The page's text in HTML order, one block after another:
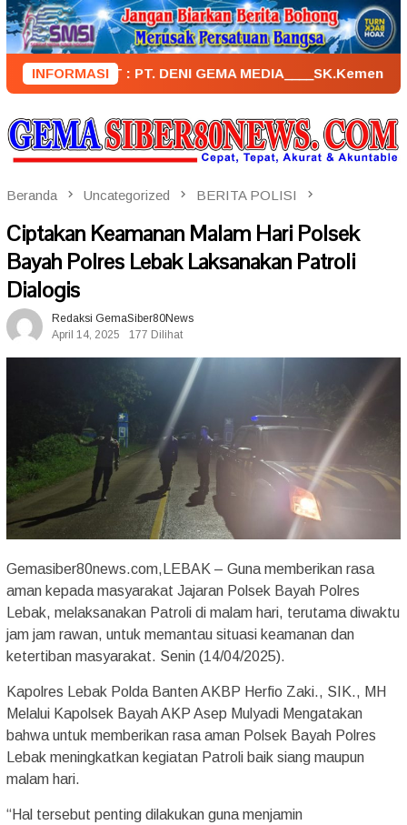
Loncat
ke
konten
INFORMASI
: PT. DENI GEMA MEDIA____SK.KemenkumHam :
Beranda Uncategorized BERITA POLISI
Ciptakan Keamanan Malam Hari Polsek
Bayah Polres Lebak Laksanakan Patroli
Dialogis
Redaksi GemaSiber80News
April 14, 2025
177 Dilihat
Gemasiber80news.com,LEBAK – Guna memberikan rasa
aman kepada masyarakat Jajaran Polsek Bayah Polres
Lebak, melaksanakan Patroli di malam hari, terutama diwaktu
jam jam rawan, untuk memantau situasi keamanan dan
ketertiban masyarakat. Senin (14/04/2025).
Kapolres Lebak Polda Banten AKBP Herfio Zaki., SIK., MH
Melalui Kapolsek Bayah AKP Asep Mulyadi Mengatakan
bahwa untuk memberikan rasa aman Polsek Bayah Polres
Lebak meningkatkan kegiatan Patroli baik siang maupun
malam hari.
“Hal tersebut penting dilakukan guna menjamin